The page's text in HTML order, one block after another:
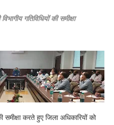
गतिविधियों की समीक्षा
करते हुए जिला अधिकारियों को